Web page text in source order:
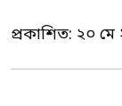
প্রকাশিত: ২০